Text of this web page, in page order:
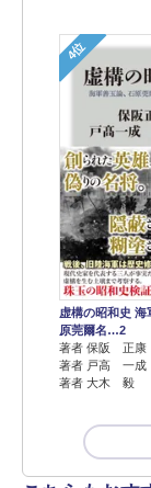
4位
虚構の昭和史 海
原莞爾名…2
著者 保阪 正康
著者 戸高 一成
著者 大木 毅